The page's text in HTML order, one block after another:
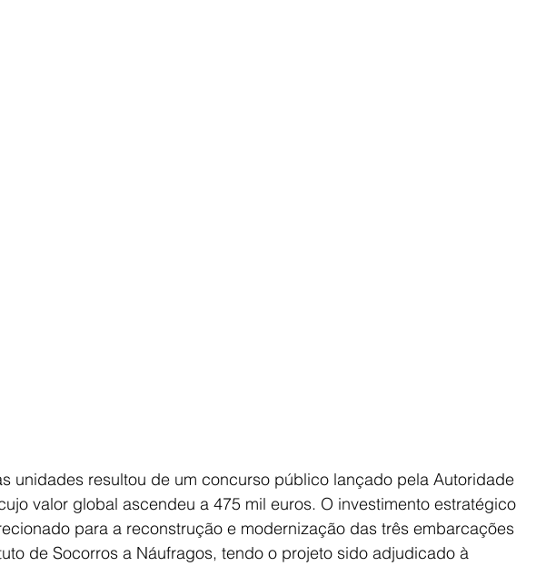
unidades resultou de um concurso público lançado pela Autoridade
valor global ascendeu a 475 mil euros. O investimento estratégico
para a reconstrução e modernização das três embarcações
de Socorros a Náufragos, tendo o projeto sido adjudicado à